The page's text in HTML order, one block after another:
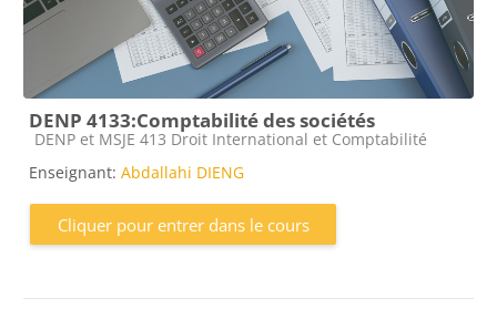
DENP 4133:Comptabilité des sociétés
Catégorie de cours
DENP et MSJE 413 Droit International et Comptabilité
Enseignant: Abdallahi DIENG
Cliquer pour entrer dans le cours